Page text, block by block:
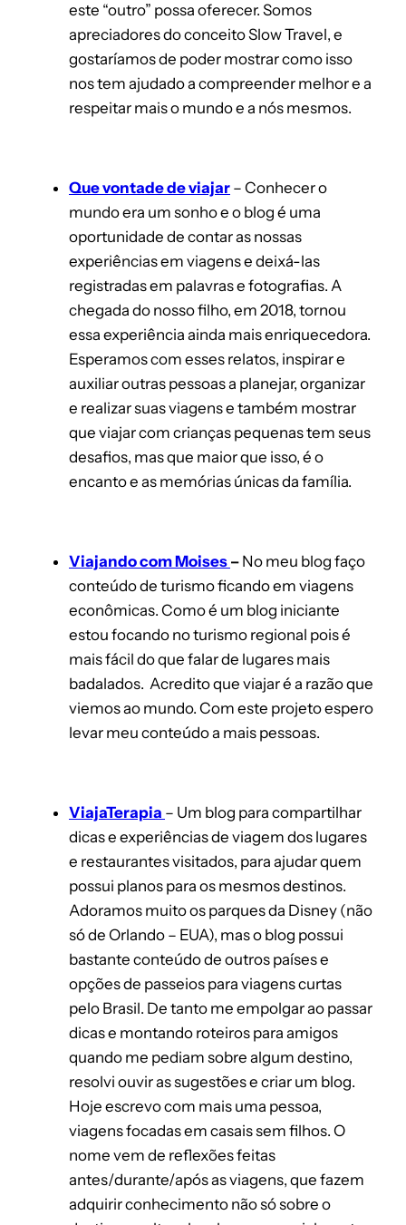
este “outro” possa oferecer. Somos
apreciadores do conceito Slow Travel, e
gostaríamos de poder mostrar como isso
nos tem ajudado a compreender melhor e a
respeitar mais o mundo e a nós mesmos.
Que vontade de viajar – Conhecer o
mundo era um sonho e o blog é uma
oportunidade de contar as nossas
experiências em viagens e deixá-las
registradas em palavras e fotografias. A
chegada do nosso filho, em 2018, tornou
essa experiência ainda mais enriquecedora.
Esperamos com esses relatos, inspirar e
auxiliar outras pessoas a planejar, organizar
e realizar suas viagens e também mostrar
que viajar com crianças pequenas tem seus
desafios, mas que maior que isso, é o
encanto e as memórias únicas da família.
Viajando com Moises – No meu blog faço
conteúdo de turismo ficando em viagens
econômicas. Como é um blog iniciante
estou focando no turismo regional pois é
mais fácil do que falar de lugares mais
badalados. Acredito que viajar é a razão que
viemos ao mundo. Com este projeto espero
levar meu conteúdo a mais pessoas.
ViajaTerapia – Um blog para compartilhar
dicas e experiências de viagem dos lugares
e restaurantes visitados, para ajudar quem
possui planos para os mesmos destinos.
Adoramos muito os parques da Disney (não
só de Orlando – EUA), mas o blog possui
bastante conteúdo de outros países e
opções de passeios para viagens curtas
pelo Brasil. De tanto me empolgar ao passar
dicas e montando roteiros para amigos
quando me pediam sobre algum destino,
resolvi ouvir as sugestões e criar um blog.
Hoje escrevo com mais uma pessoa,
viagens focadas em casais sem filhos. O
nome vem de reflexões feitas
antes/durante/após as viagens, que fazem
adquirir conhecimento não só sobre o